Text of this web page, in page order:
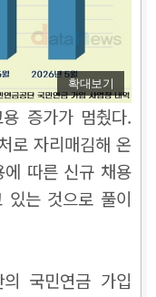
확대보기
증가가 멈췄다.
로 자리매김해 온
따른 신규 채용
있는 것으로 풀이
국민연금 가입